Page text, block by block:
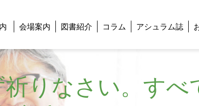
会場案内 図書紹介 コラム アシュラム誌
りなさい。すべ